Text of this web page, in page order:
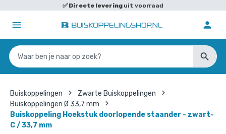
✅Directe levering uit voorraad
Buiskoppelingen
Zwarte Buiskoppelingen
Buiskoppelingen Ø 33,7 mm
Buiskoppeling Hoekstuk doorlopende staander - zwart-
C / 33,7 mm